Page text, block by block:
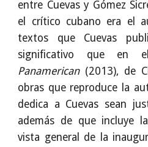
entre Cuevas y Gómez
el crítico cubano era el
textos que Cuevas
significativo que en
Panamerican(2013), de
obras que reproduce la
dedica a Cuevas sean
además de que incluye
vista general de la